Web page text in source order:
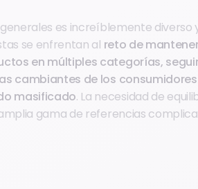
es increíblemente diverso
se enfrentan al reto de
en múltiples categorías,
cambiantes de los
masificado. La necesidad de
gama de referencias